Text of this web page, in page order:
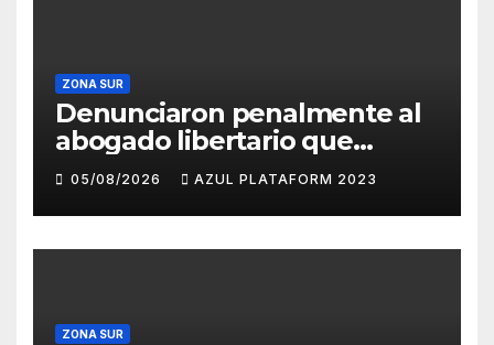
ZONA SUR
Denunciaron penalmente al
abogado libertario que
propuso tirar napalm sobre
el Gran Buenos Aires
05/08/2026 AZUL PLATAFORM 2023
ZONA SUR